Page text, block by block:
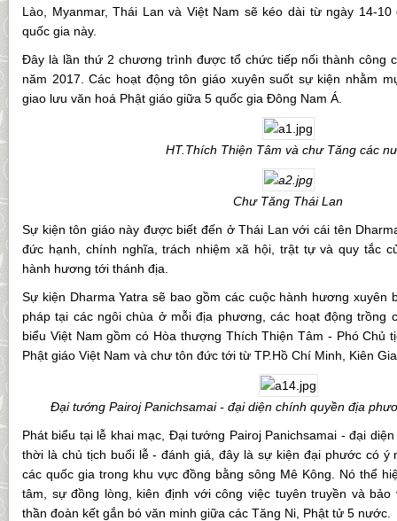
Lào, Myanmar, Thái Lan và Việt Nam sẽ kéo dài từ ngày 14-
quốc gia này.
Đây là lần thứ 2 chương trình được tổ chức tiếp nối thành công
năm 2017. Các hoạt động tôn giáo xuyên suốt sự kiện nhằm
giao lưu văn hoá Phật giáo giữa 5 quốc gia Đông Nam Á.
HT.Thích Thiện Tâm và chư Tăng các
Chư Tăng Thái Lan
Sự kiện tôn giáo này được biết đến ở Thái Lan với cái tên
đức hạnh, chính nghĩa, trách nhiệm xã hội, trật tự và quy tắc
hành hương tới thánh địa.
Sự kiện Dharma Yatra sẽ bao gồm các cuộc hành hương xuyên
pháp tại các ngôi chùa ở mỗi địa phương, các hoạt động trồng
biểu Việt Nam gồm có Hòa thượng Thích Thiện Tâm - Phó Chủ
Phật giáo Việt Nam và chư tôn đức tới từ TP.Hồ Chí Minh, Kiên
Đại tướng Pairoj Panichsamai - đại diện chính quyền địa
Phát biểu tại lễ khai mạc, Đại tướng Pairoj Panichsamai - đại
thời là chủ tịch buổi lễ - đánh giá, đây là sự kiện đại phước có ý
các quốc gia trong khu vực đồng bằng sông Mê Kông. Nó thể
tâm, sự đồng lòng, kiên định với công việc tuyên truyền và
thần đoàn kết gắn bó văn minh giữa các Tăng Ni, Phật tử 5 nước.